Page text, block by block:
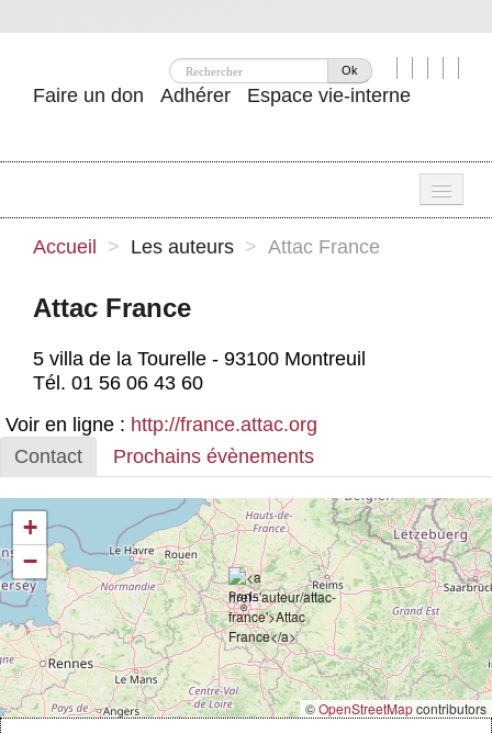
Ok
Faire un don Adhérer Espace vie-interne
Nos idées
Se mobiliser
Publications
Agenda
Actus et médias
Boutique
Accueil > Les auteurs > Attac France
Attac France
5 villa de la Tourelle - 93100 Montreuil
Tél. 01 56 06 43 60
Voir en ligne : http://france.attac.org
Contact
Prochains évènements
+
−
©OpenStreetMapcontributors